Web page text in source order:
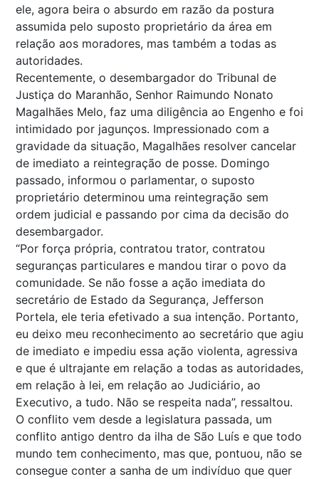
ele, agora beira o absurdo em razão da postura
assumida pelo suposto proprietário da área em
relação aos moradores, mas também a todas as
autoridades.
Recentemente, o desembargador do Tribunal de
Justiça do Maranhão, Senhor Raimundo Nonato
Magalhães Melo, faz uma diligência ao Engenho e foi
intimidado por jagunços. Impressionado com a
gravidade da situação, Magalhães resolver cancelar
de imediato a reintegração de posse. Domingo
passado, informou o parlamentar, o suposto
proprietário determinou uma reintegração sem
ordem judicial e passando por cima da decisão do
desembargador.
“Por força própria, contratou trator, contratou
seguranças particulares e mandou tirar o povo da
comunidade. Se não fosse a ação imediata do
secretário de Estado da Segurança, Jefferson
Portela, ele teria efetivado a sua intenção. Portanto,
eu deixo meu reconhecimento ao secretário que agiu
de imediato e impediu essa ação violenta, agressiva
e que é ultrajante em relação a todas as autoridades,
em relação à lei, em relação ao Judiciário, ao
Executivo, a tudo. Não se respeita nada”, ressaltou.
O conflito vem desde a legislatura passada, um
conflito antigo dentro da ilha de São Luís e que todo
mundo tem conhecimento, mas que, pontuou, não se
consegue conter a sanha de um indivíduo que quer